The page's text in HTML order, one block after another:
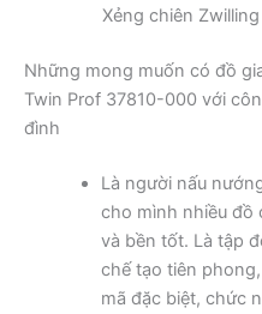
Xẻng chiên
Những mong muốn có đồ
Twin Prof 37810-000 với
đình
Là người nấu
cho mình nhiều đồ
và bền tốt. Là tập
chế tạo tiên
mã đặc biệt, chức